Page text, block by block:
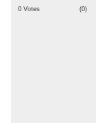
0 Votes (0)